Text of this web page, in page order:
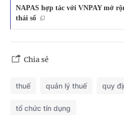
NAPAS hợp tác với VNPAY mở
thái số
Chia sẻ
thuế quản lý thuế quy
tổ chức tín dụng